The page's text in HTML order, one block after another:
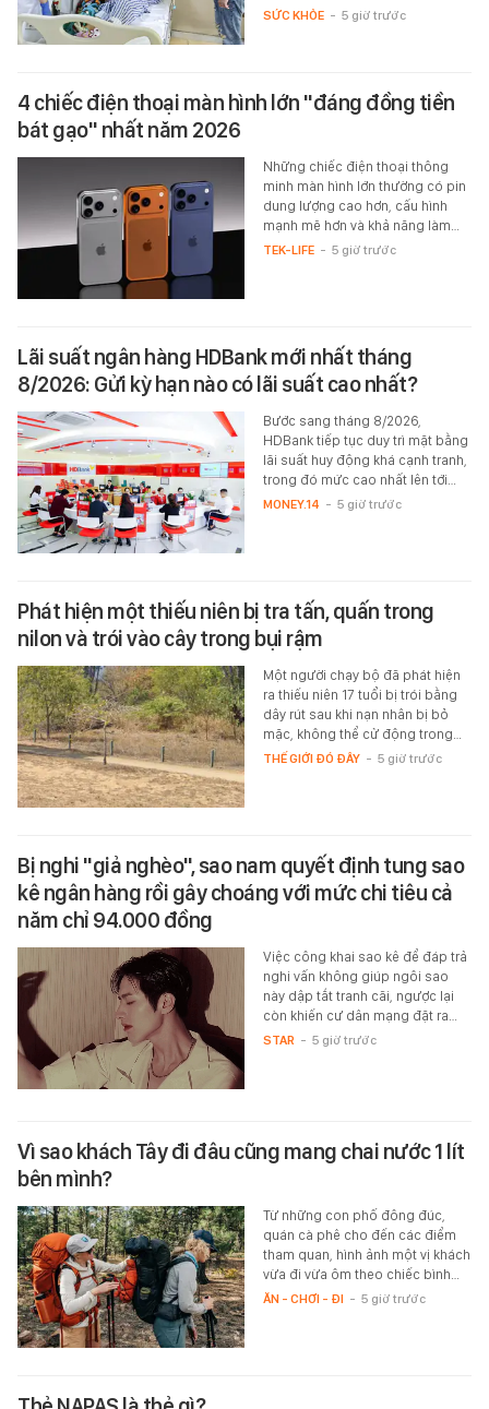
SỨC KHỎE - 5 giờ trước
4 chiếc điện thoại màn hình lớn "đáng đồng tiền
bát gạo" nhất năm 2026
Những chiếc điện thoại thông
minh màn hình lớn thường có pin
dung lượng cao hơn, cấu hình
mạnh mẽ hơn và khả năng làm…
TEK-LIFE - 5 giờ trước
Lãi suất ngân hàng HDBank mới nhất tháng
8/2026: Gửi kỳ hạn nào có lãi suất cao nhất?
Bước sang tháng 8/2026,
HDBank tiếp tục duy trì mặt bằng
lãi suất huy động khá cạnh tranh,
trong đó mức cao nhất lên tới…
MONEY.14 - 5 giờ trước
Phát hiện một thiếu niên bị tra tấn, quấn trong
nilon và trói vào cây trong bụi rậm
Một người chạy bộ đã phát hiện
ra thiếu niên 17 tuổi bị trói bằng
dây rút sau khi nạn nhân bị bỏ
mặc, không thể cử động trong…
THẾ GIỚI ĐÓ ĐÂY - 5 giờ trước
Bị nghi "giả nghèo", sao nam quyết định tung sao
kê ngân hàng rồi gây choáng với mức chi tiêu cả
năm chỉ 94.000 đồng
Việc công khai sao kê để đáp trả
nghi vấn không giúp ngôi sao
này dập tắt tranh cãi, ngược lại
còn khiến cư dân mạng đặt ra…
STAR - 5 giờ trước
Vì sao khách Tây đi đâu cũng mang chai nước 1 lít
bên mình?
Từ những con phố đông đúc,
quán cà phê cho đến các điểm
tham quan, hình ảnh một vị khách
vừa đi vừa ôm theo chiếc bình…
ĂN - CHƠI - ĐI - 5 giờ trước